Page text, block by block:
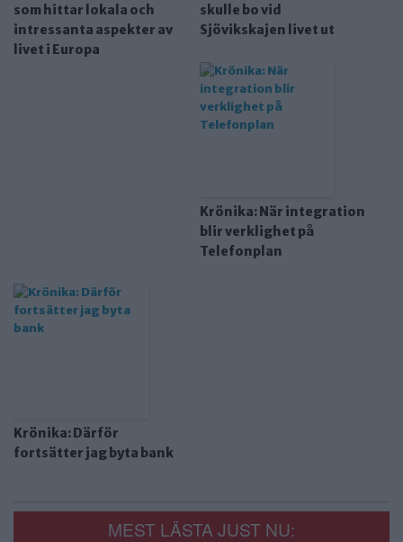
som hittar lokala och
intressanta aspekter av
livet i Europa
skulle bo vid
Sjövikskajen livet ut
Krönika: När integration
blir verklighet på
Telefonplan
Krönika: Därför
fortsätter jag byta bank
MEST LÄSTA JUST NU: